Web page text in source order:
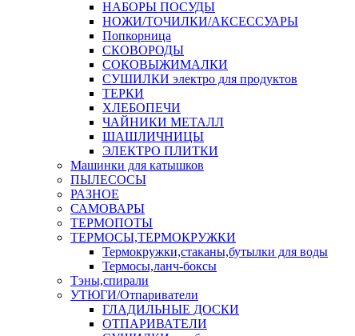
НАБОРЫ ПОСУДЫ
НОЖИ/ТОЧИЛКИ/АКСЕССУАРЫ
Попкорница
СКОВОРОДЫ
СОКОВЫЖИМАЛКИ
СУШИЛКИ электро для продуктов
ТЕРКИ
ХЛЕБОПЕЧИ
ЧАЙНИКИ МЕТАЛЛ
ШАШЛИЧНИЦЫ
ЭЛЕКТРО ПЛИТКИ
Машинки для катышков
ПЫЛЕСОСЫ
РАЗНОЕ
САМОВАРЫ
ТЕРМОПОТЫ
ТЕРМОСЫ,ТЕРМОКРУЖКИ
Термокружки,стаканы,бутылки для воды
Термосы,ланч-боксы
Тэны,спирали
УТЮГИ/Отпариватели
ГЛАДИЛЬНЫЕ ДОСКИ
ОТПАРИВАТЕЛИ